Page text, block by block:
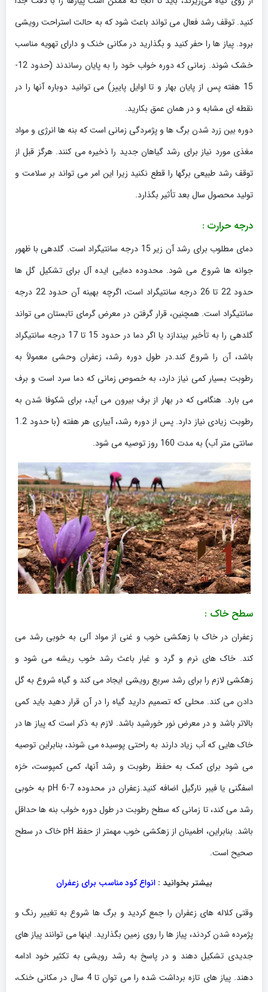
کنید. توقف رشد فعال می تواند باعث شود که به حالت استراحت رویشی
برود. پیاز ها را حفر کنید و بگذارید در مکانی خنک و دارای تهویه مناسب
خشک شوند. زمانی که دوره خواب خود را به پایان رساندند (حدود 12-
15 هفته پس از پایان بهار و تا اوایل پاییز) می توانید دوباره آنها را در
نقطه ای مشابه و در همان عمق بکارید.
دوره بین زرد شدن برگ ها و پژمردگی زمانی است که بنه ها انرژی و مواد
مغذی مورد نیاز برای رشد گیاهان جدید را ذخیره می کنند. هرگز قبل از
توقف رشد طبیعی برگها را قطع نکنید زیرا این امر می تواند بر سلامت و
تولید محصول سال بعد تأثیر بگذارد.
درجه حرارت :
دمای مطلوب برای رشد آن زیر 15 درجه سانتیگراد است. گلدهی با ظهور
جوانه ها شروع می شود. محدوده دمایی ایده آل برای تشکیل گل ها
حدود 22 تا 26 درجه سانتیگراد است، اگرچه بهینه آن حدود 22 درجه
سانتیگراد است. همچنین، قرار گرفتن در معرض گرمای تابستان می تواند
گلدهی را به تأخیر بیندازد یا اگر دما در حدود 15 تا 17 درجه سانتیگراد
باشد، آن را شروع کند.در طول دوره رشد، زعفران وحشی معمولاً به
رطوبت بسیار کمی نیاز دارد، به خصوص زمانی که دما سرد است و برف
می بارد. هنگامی که در بهار از برف بیرون می آید، برای شکوفا شدن به
رطوبت زیادی نیاز دارد. پس از دوره رشد، آبیاری هر هفته (با حدود 1.2
سانتی متر آب) به مدت 160 روز توصیه می شود.
سطح خاک :
زعفران در خاک با زهکشی خوب و غنی از مواد آلی به خوبی رشد می
کند. خاک های نرم و گرد و غبار باعث رشد خوب ریشه می شود و
زهکشی لازم را برای رشد سریع رویشی ایجاد می کند و گیاه شروع به گل
دادن می کند. محلی که تصمیم دارید گیاه را در آن قرار دهید باید کمی
بالاتر باشد و در معرض نور خورشید باشد. لازم به ذکر است که پیاز ها در
خاک هایی که آب زیاد دارند به راحتی پوسیده می شوند، بنابراین توصیه
می شود برای کمک به حفظ رطوبت و رشد آنها، کمی کمپوست، خزه
اسفگنی یا فیبر نارگیل اضافه کنید.زعفران در محدوده pH 6-7 به خوبی
رشد می کند، تا زمانی که سطح رطوبت در طول دوره خواب بنه ها حداقل
باشد. بنابراین، اطمینان از زهکشی خوب مهمتر از حفظ pH خاک در سطح
صحیح است.
بیشتر بخوانید :انواع کود مناسب برای زعفران
وقتی کلاله های زعفران را جمع کردید و برگ ها شروع به تغییر رنگ و
پژمرده شدن کردند، پیاز ها را روی زمین بگذارید. اینها می توانند پیاز های
جدیدی تشکیل دهند و در پاسخ به رشد رویشی به تکثیر خود ادامه
دهند. پیاز های تازه برداشت شده را می توان تا 4 سال در مکانی خنک،